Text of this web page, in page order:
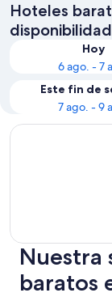
Hoteles
Hoy
6 ago. - 7
Este fin de
7 ago. - 9
Nuestra
baratos